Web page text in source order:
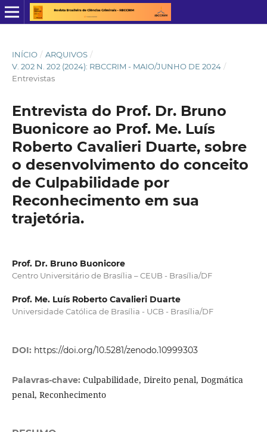
INÍCIO / ARQUIVOS /
V. 202 N. 202 (2024): RBCCRIM - MAIO/JUNHO DE 2024 /
Entrevistas
Entrevista do Prof. Dr. Bruno
Buonicore ao Prof. Me. Luís
Roberto Cavalieri Duarte, sobre
o desenvolvimento do conceito
de Culpabilidade por
Reconhecimento em sua
trajetória.
Prof. Dr. Bruno Buonicore
Centro Universitário de Brasília – CEUB - Brasília/DF
Prof. Me. Luís Roberto Cavalieri Duarte
Universidade Católica de Brasília - UCB - Brasília/DF
DOI: https://doi.org/10.5281/zenodo.10999303
Palavras-chave: Culpabilidade, Direito penal, Dogmática
penal, Reconhecimento